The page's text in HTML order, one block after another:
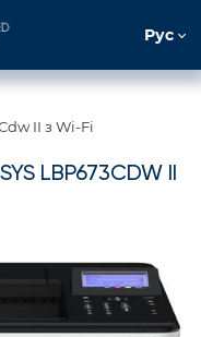
Рус
II з Wi-Fi
LBP673CDW II